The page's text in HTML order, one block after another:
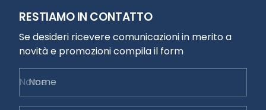
RESTIAMO IN CONTATTO
Se desideri ricevere comunicazioni in merito a
novità e promozioni compila il form
Nome